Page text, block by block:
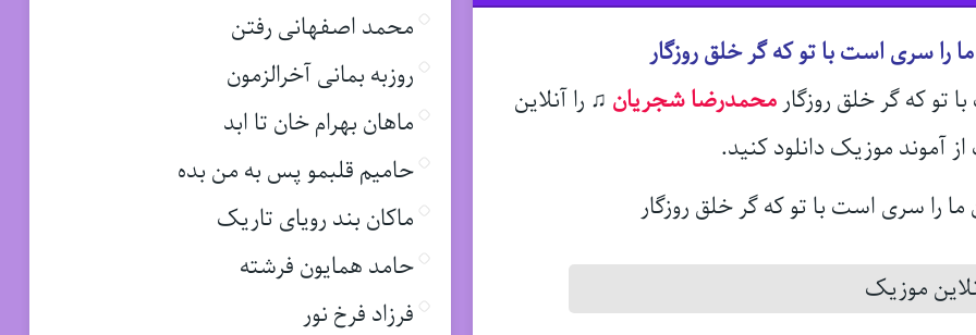
سری است با تو که گر خلق روزگار
تو که گر خلق روزگارمحمدرضا شجریان ♫ را آنلاین
آموند موزیک دانلود کنید.
موزیک
محمد اصفهانی رفتن
روزبه بمانی آخرالزمون
ماهان بهرام خان تا ابد
حامیم قلبمو پس به من بده
ماکان بند رویای تاریک
حامد همایون فرشته
فرزاد فرخ نور